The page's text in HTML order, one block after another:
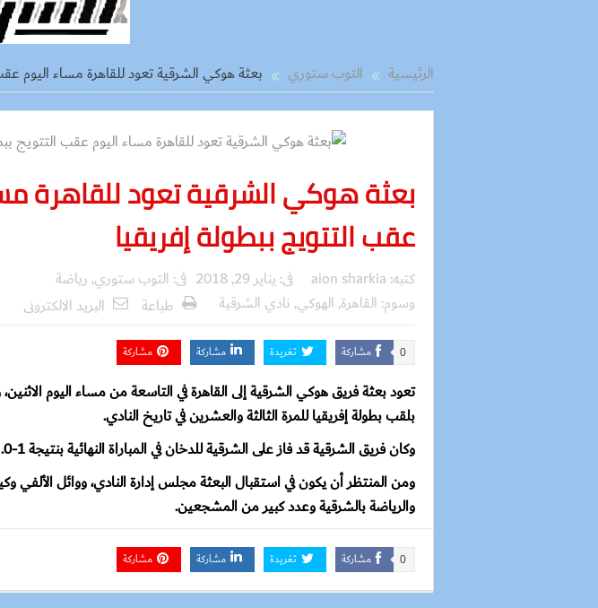
الرئيسية التوب ستوري بعثة هوكي الشرقية تعود للقاهرة مساء اليوم
بعثة هوكي الشرقية تعود للقاهرة
عقب التتويج ببطولة إفريقيا
كتبه: aion sharkia فى: يناير 29, 2018 فى: التوب ستوري, رياضة
وسوم: القاهرة, الهوكي, نادي الشرقية طباعة البريد الالكترونى
مشاركة 0 تغريدة مشاركة مشاركة
تعود بعثة فريق هوكي الشرقية إلى القاهرة في التاسعة من مساء اليوم
بلقب بطولة إفريقيا للمرة الثالثة والعشرين في تاريخ النادي.
وكان فريق الشرقية قد فاز على الشرقية للدخان في المباراة النهائية بنتيجة 1-0.
ومن المنتظر أن يكون في استقبال البعثة مجلس إدارة النادي، ووائل الألفي
والرياضة بالشرقية وعدد كبير من المشجعين.
مشاركة 0 تغريدة مشاركة مشاركة